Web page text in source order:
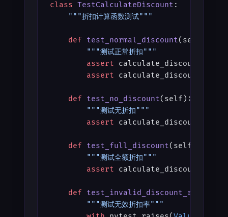
class TestCalculateDiscount :
    """折扣计算函数测试"""
    def
test_normal_discount(self):
        """测试正常折扣"""
        assert
calculate_discount(
        assert
calculate_discount(
    def
test_no_discount(self):
        """测试无折扣"""
        assert
calculate_discount(
    def
test_full_discount(self):
        """测试全额折扣"""
        assert
calculate_discount(
    def
test_invalid_discount_rate
        """测试无效折扣率"""